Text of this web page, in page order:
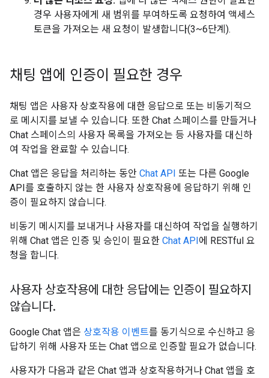
경우 사용자에게 새 범위를 부여하도록 요청하여 액세스
토큰을 가져오는 새 요청이 발생합니다(3~6단계).
채팅 앱에 인증이 필요한 경우
채팅 앱은 사용자 상호작용에 대한 응답으로 또는 비동기적으
로 메시지를 보낼 수 있습니다. 또한 Chat 스페이스를 만들거나
Chat 스페이스의 사용자 목록을 가져오는 등 사용자를 대신하
여 작업을 완료할 수 있습니다.
Chat 앱은 응답을 처리하는 동안 Chat API 또는 다른 Google
API를 호출하지 않는 한 사용자 상호작용에 응답하기 위해 인
증이 필요하지 않습니다.
비동기 메시지를 보내거나 사용자를 대신하여 작업을 실행하기
위해 Chat 앱은 인증 및 승인이 필요한 Chat API에 RESTful 요
청을 합니다.
사용자 상호작용에 대한 응답에는 인증이 필요하지
않습니다.
Google Chat 앱은 상호작용 이벤트를 동기식으로 수신하고 응
답하기 위해 사용자 또는 Chat 앱으로 인증할 필요가 없습니다.
사용자가 다음과 같은 Chat 앱과 상호작용하거나 Chat 앱을 호